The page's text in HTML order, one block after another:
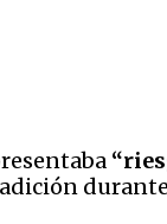
durante